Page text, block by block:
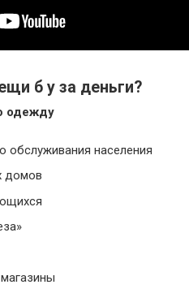
б у за деньги?
одежду
обслуживания населения
домов